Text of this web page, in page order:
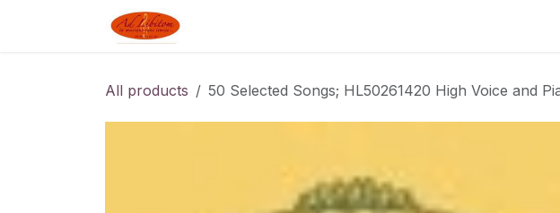
All products 50 Selected Songs; HL50261420 High Voice and